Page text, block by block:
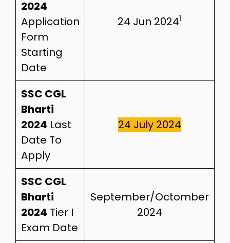
2024
Application
Form
Starting
Date
24 Jun 20241
SSC CGL
Bharti
2024 Last
Date To
Apply
24 July 2024
SSC CGL
Bharti
2024 Tier I
Exam Date
September/Octomber
2024